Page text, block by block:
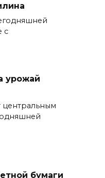
с
урожай
центральным
бумаги